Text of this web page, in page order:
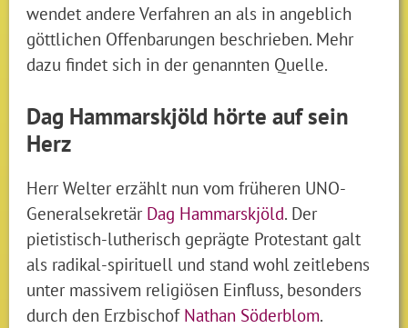
wendet andere Verfahren an als in angeblich
göttlichen Offenbarungen beschrieben. Mehr
dazu findet sich in der genannten Quelle.
Dag Hammarskjöld hörte auf sein
Herz
Herr Welter erzählt nun vom früheren UNO-
Generalsekretär Dag Hammarskjöld. Der
pietistisch-lutherisch geprägte Protestant galt
als radikal-spirituell und stand wohl zeitlebens
unter massivem religiösen Einfluss, besonders
durch den Erzbischof Nathan Söderblom.